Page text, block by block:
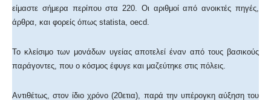
είμαστε σήμερα περίπου στα 220. Οι αριθμοί από ανοικτές πηγές,
άρθρα, και φορείς όπως statista, oecd.
Το κλείσιμο των μονάδων υγείας αποτελεί έναν από τους βασικούς
παράγοντες, που ο κόσμος έφυγε και μαζεύτηκε στις πόλεις.
Αντιθέτως, στον ίδιο χρόνο (20ετια), παρά την υπέρογκη αύξηση του